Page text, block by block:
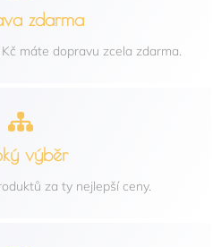
zdarma
máte dopravu zcela zdarma.
výběr
za ty nejlepší ceny.